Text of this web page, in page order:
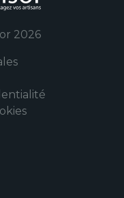
2026